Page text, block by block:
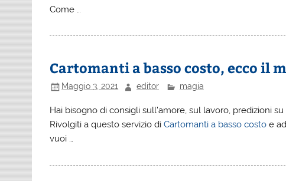
Come …
Cartomanti a basso costo, ecco il
Maggio 3, 2021 editor magia
Hai bisogno di consigli sull’amore, sul lavoro, predizioni
Rivolgiti a questo servizio diCartomanti a basso costo e
vuoi …